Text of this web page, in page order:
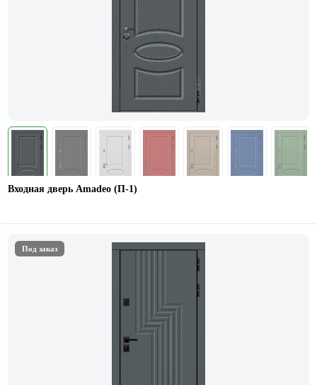
Входная дверь Amadeo (П-1)
Под заказ